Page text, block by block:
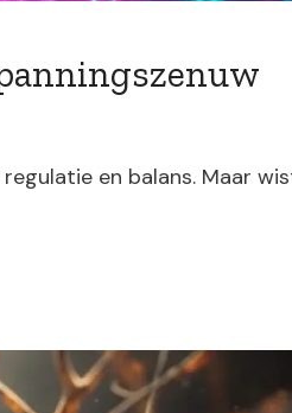
en balans. Maar